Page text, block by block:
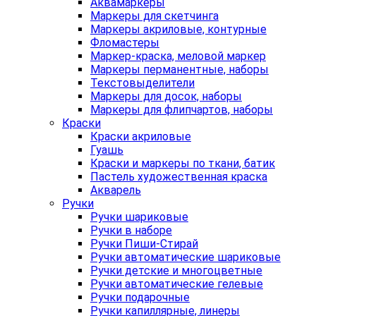
Маркеры для скетчинга
Маркеры акриловые, контурные
Фломастеры
Маркер-краска, меловой маркер
Маркеры перманентные, наборы
Текстовыделители
Маркеры для досок, наборы
Маркеры для флипчартов, наборы
Краски
Краски акриловые
Гуашь
Краски и маркеры по ткани, батик
Пастель художественная краска
Акварель
Ручки
Ручки шариковые
Ручки в наборе
Ручки Пиши-Стирай
Ручки автоматические шариковые
Ручки детские и многоцветные
Ручки автоматические гелевые
Ручки подарочные
Ручки капиллярные, линеры